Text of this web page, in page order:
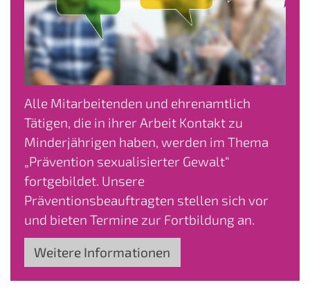
Alle Mitarbeitenden und ehrenamtlich
Tätigen, die in ihrer Arbeit Kontakt zu
Minderjährigen haben, werden im Thema
„Prävention sexualisierter Gewalt“
fortgebildet. Unsere
Präventionsbeauftragten stellen sich vor
und bieten Termine zur Fortbildung an.
Weitere Informationen